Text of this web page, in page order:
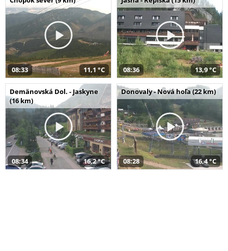
08:33 11,1 °C 08:36 13,9 °C
Demänovská Dol. - Jaskyne
(16 km)
08:34 16,2 °C
Donovaly - Nová hoľa (22 km)
08:28 16,4 °C